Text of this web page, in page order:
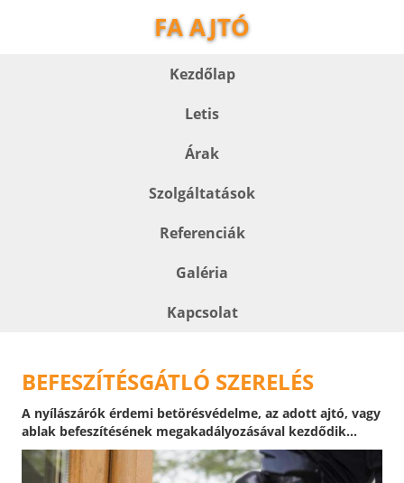
FA AJTÓ
Kezdőlap
Letis
Árak
Szolgáltatások
Referenciák
Galéria
Kapcsolat
BEFESZÍTÉSGÁTLÓ SZERELÉS
A nyílászárók érdemi betörésvédelme, az adott ajtó, vagy
ablak befeszítésének megakadályozásával kezdődik...